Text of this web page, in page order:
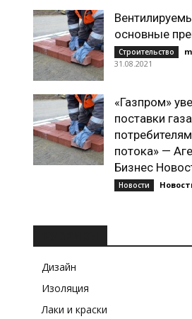
основные
Строительство
31.08.2021
«Газпром»
поставки
потока» —
Бизнес
Новости
Дизайн
Изоляция
Лаки и краски